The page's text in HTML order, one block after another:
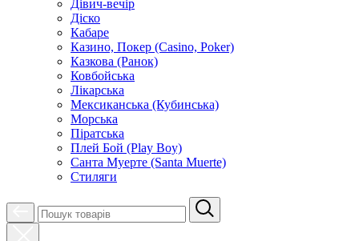
Дівич-вечір
Діско
Кабаре
Казино, Покер (Casino, Poker)
Казкова (Ранок)
Ковбойська
Лікарська
Мексиканська (Кубинська)
Морська
Піратська
Плей Бой (Play Boy)
Санта Муерте (Santa Muerte)
Стиляги